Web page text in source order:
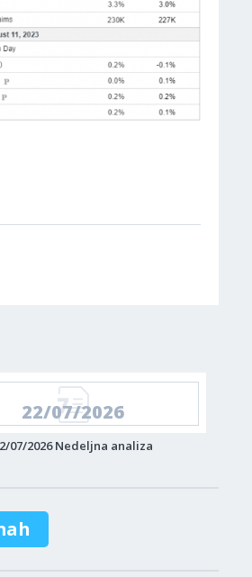
22/07/2026
07/2026 Nedeljna analiza